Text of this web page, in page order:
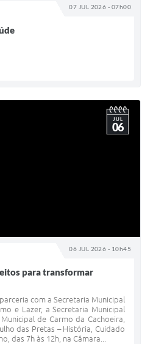
07 JUL 2026 - 07h00
06 JUL 2026 - 10h45
JUL
06
para transformar
com a Secretaria Municipal
e Lazer, a Secretaria Municipal
de Carmo da Cachoeira,
das Pretas – História, Cuidado
das 7h às 12h, na Câmara...